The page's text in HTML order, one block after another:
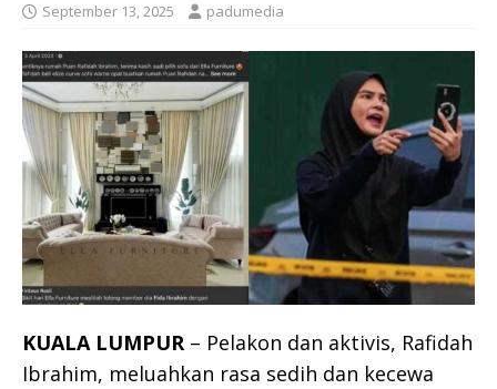
September 13, 2025 padumedia
KUALA LUMPUR– Pelakon dan aktivis, Rafidah
Ibrahim, meluahkan rasa sedih dan kecewa